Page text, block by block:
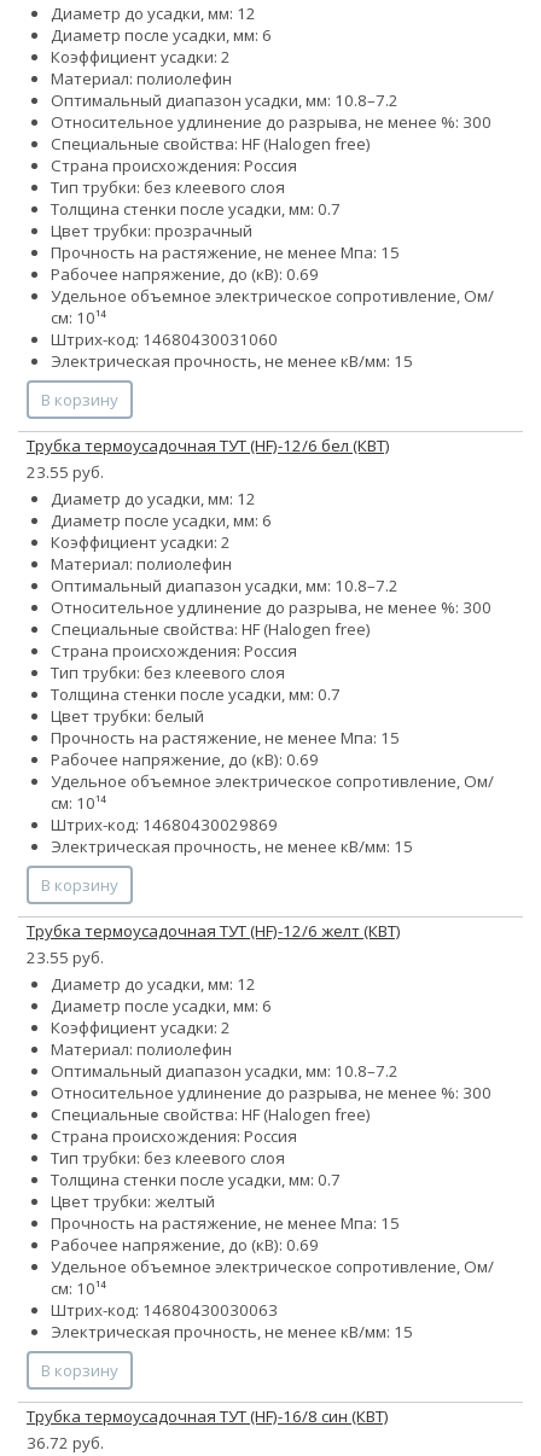
Диаметр до усадки, мм: 12
Диаметр после усадки, мм: 6
Коэффициент усадки: 2
Материал: полиолефин
Оптимальный диапазон усадки, мм: 10.8–7.2
Относительное удлинение до разрыва, не менее %: 300
Специальные свойства: HF (Halogen free)
Страна происхождения: Россия
Тип трубки: без клеевого слоя
Толщина стенки после усадки, мм: 0.7
Цвет трубки: прозрачный
Прочность на растяжение, не менее Мпа: 15
Рабочее напряжение, до (кВ): 0.69
Удельное объемное электрическое сопротивление, Ом/
см: 10¹⁴
Штрих-код: 14680430031060
Электрическая прочность, не менее кВ/мм: 15
В корзину
Трубка термоусадочная ТУТ (HF)-12/6 бел (КВТ)
23.55 руб.
Диаметр до усадки, мм: 12
Диаметр после усадки, мм: 6
Коэффициент усадки: 2
Материал: полиолефин
Оптимальный диапазон усадки, мм: 10.8–7.2
Относительное удлинение до разрыва, не менее %: 300
Специальные свойства: HF (Halogen free)
Страна происхождения: Россия
Тип трубки: без клеевого слоя
Толщина стенки после усадки, мм: 0.7
Цвет трубки: белый
Прочность на растяжение, не менее Мпа: 15
Рабочее напряжение, до (кВ): 0.69
Удельное объемное электрическое сопротивление, Ом/
см: 10¹⁴
Штрих-код: 14680430029869
Электрическая прочность, не менее кВ/мм: 15
В корзину
Трубка термоусадочная ТУТ (HF)-12/6 желт (КВТ)
23.55 руб.
Диаметр до усадки, мм: 12
Диаметр после усадки, мм: 6
Коэффициент усадки: 2
Материал: полиолефин
Оптимальный диапазон усадки, мм: 10.8–7.2
Относительное удлинение до разрыва, не менее %: 300
Специальные свойства: HF (Halogen free)
Страна происхождения: Россия
Тип трубки: без клеевого слоя
Толщина стенки после усадки, мм: 0.7
Цвет трубки: желтый
Прочность на растяжение, не менее Мпа: 15
Рабочее напряжение, до (кВ): 0.69
Удельное объемное электрическое сопротивление, Ом/
см: 10¹⁴
Штрих-код: 14680430030063
Электрическая прочность, не менее кВ/мм: 15
В корзину
Трубка термоусадочная ТУТ (HF)-16/8 син (КВТ)
36.72 руб.